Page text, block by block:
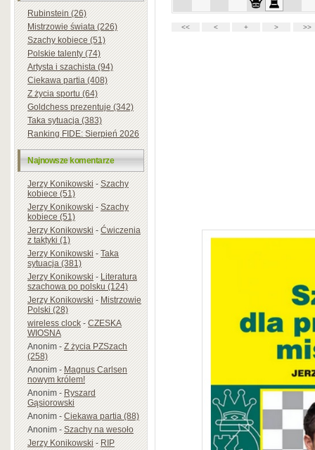
Rubinstein (26)
Mistrzowie świata (226)
Szachy kobiece (51)
Polskie talenty (74)
Artysta i szachista (94)
Ciekawa partia (408)
Z życia sportu (64)
Goldchess prezentuje (342)
Taka sytuacja (383)
Ranking FIDE: Sierpień 2026
Najnowsze komentarze
Jerzy Konikowski-Szachy
kobiece (51)
Jerzy Konikowski-Szachy
kobiece (51)
Jerzy Konikowski-Ćwiczenia
z taktyki (1)
Jerzy Konikowski-Taka
sytuacja (381)
Jerzy Konikowski-Literatura
szachowa po polsku (124)
Jerzy Konikowski-Mistrzowie
Polski (28)
wireless clock-CZESKA
WIOSNA
Anonim-Z życia PZSzach
(258)
Anonim-Magnus Carlsen
nowym królem!
Anonim-Ryszard
Gąsiorowski
Anonim-Ciekawa partia (88)
Anonim-Szachy na wesoło
Jerzy Konikowski-RIP